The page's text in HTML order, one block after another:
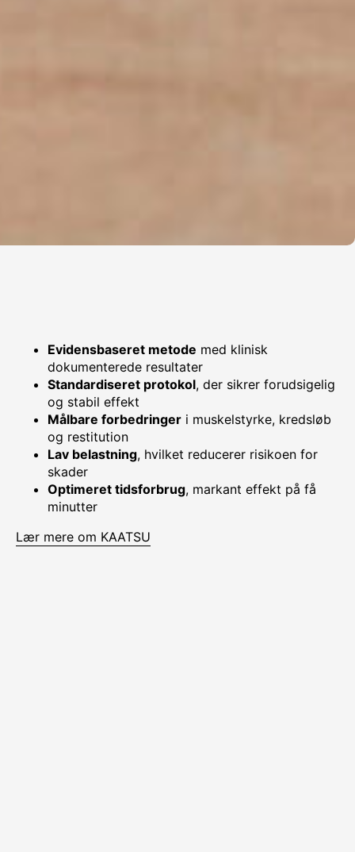
Evidensbaseret metode med klinisk
dokumenterede resultater
Standardiseret protokol, der sikrer forudsigelig
og stabil effekt
Målbare forbedringer i muskelstyrke, kredsløb
og restitution
Lav belastning, hvilket reducerer risikoen for
skader
Optimeret tidsforbrug, markant effekt på få
minutter
Lær mere om KAATSU